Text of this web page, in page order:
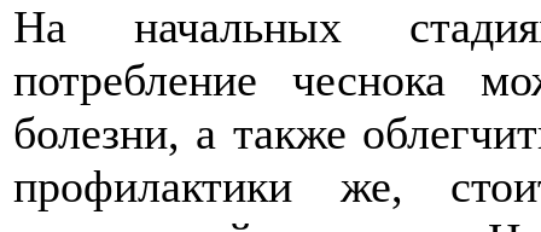
На начальных
потребление чеснока
болезни, а также
профилактики же,